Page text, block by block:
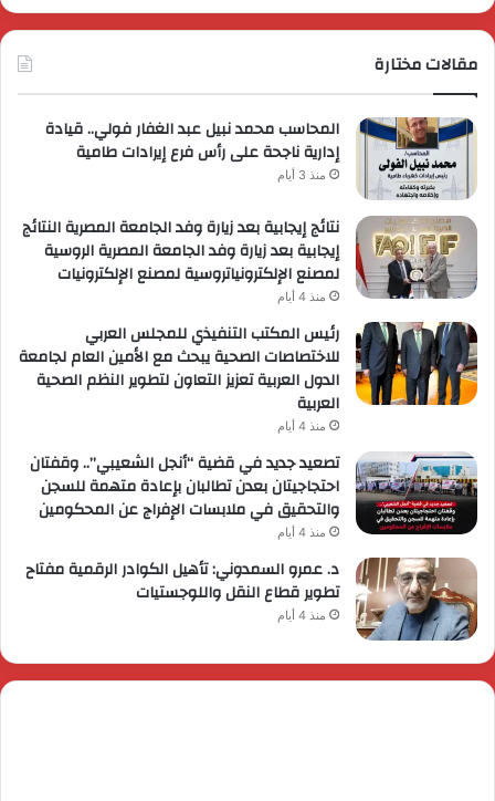
مقالات مختارة
المحاسب محمد نبيل عبد الغفار فولي.. قيادة
إدارية ناجحة على رأس فرع إيرادات طامية
منذ 3 أيام
نتائج إيجابية بعد زيارة وفد الجامعة المصرية النتائج
إيجابية بعد زيارة وفد الجامعة المصرية الروسية
لمصنع الإلكترونياتروسية لمصنع الإلكترونيات
منذ 4 أيام
رئيس المكتب التنفيذي للمجلس العربي
للاختصاصات الصحية يبحث مع الأمين العام لجامعة
الدول العربية تعزيز التعاون لتطوير النظم الصحية
العربية
منذ 4 أيام
تصعيد جديد في قضية “أنجل الشعيبي”.. وقفتان
احتجاجيتان بعدن تطالبان بإعادة متهمة للسجن
والتحقيق في ملابسات الإفراج عن المحكومين
منذ 4 أيام
د. عمرو السمدوني: تأهيل الكوادر الرقمية مفتاح
تطوير قطاع النقل واللوجستيات
منذ 4 أيام